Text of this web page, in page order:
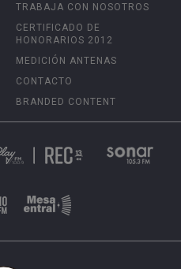
TRABAJA CON NOSOTROS
CERTIFICADO DE
HONORARIOS 2012
MEDICIÓN ANTENAS
CONTACTO
BRANDED CONTENT